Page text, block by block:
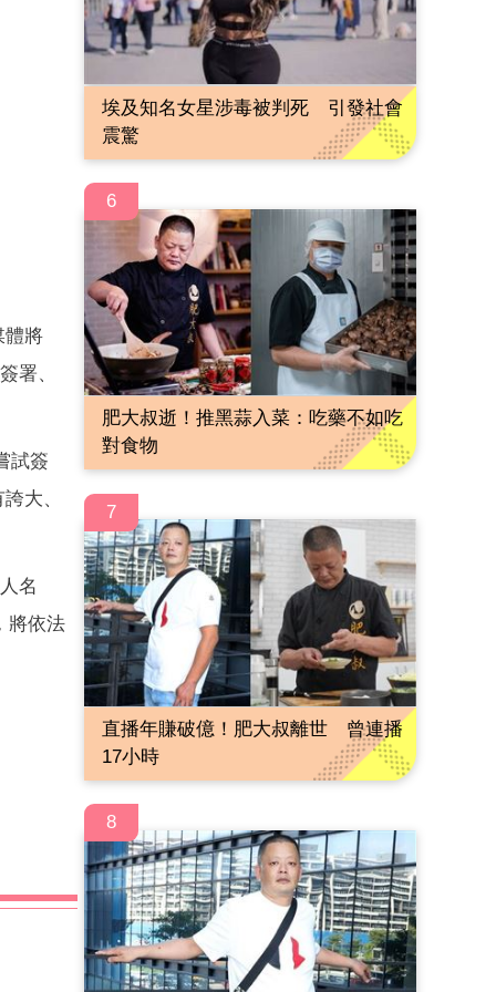
體將
署、
試簽
大、
名
將依法
埃及知名女星涉毒被判死 引發社會
震驚
6
肥大叔逝！推黑蒜入菜：吃藥不如吃
對食物
7
直播年賺破億！肥大叔離世 曾連播
17小時
8